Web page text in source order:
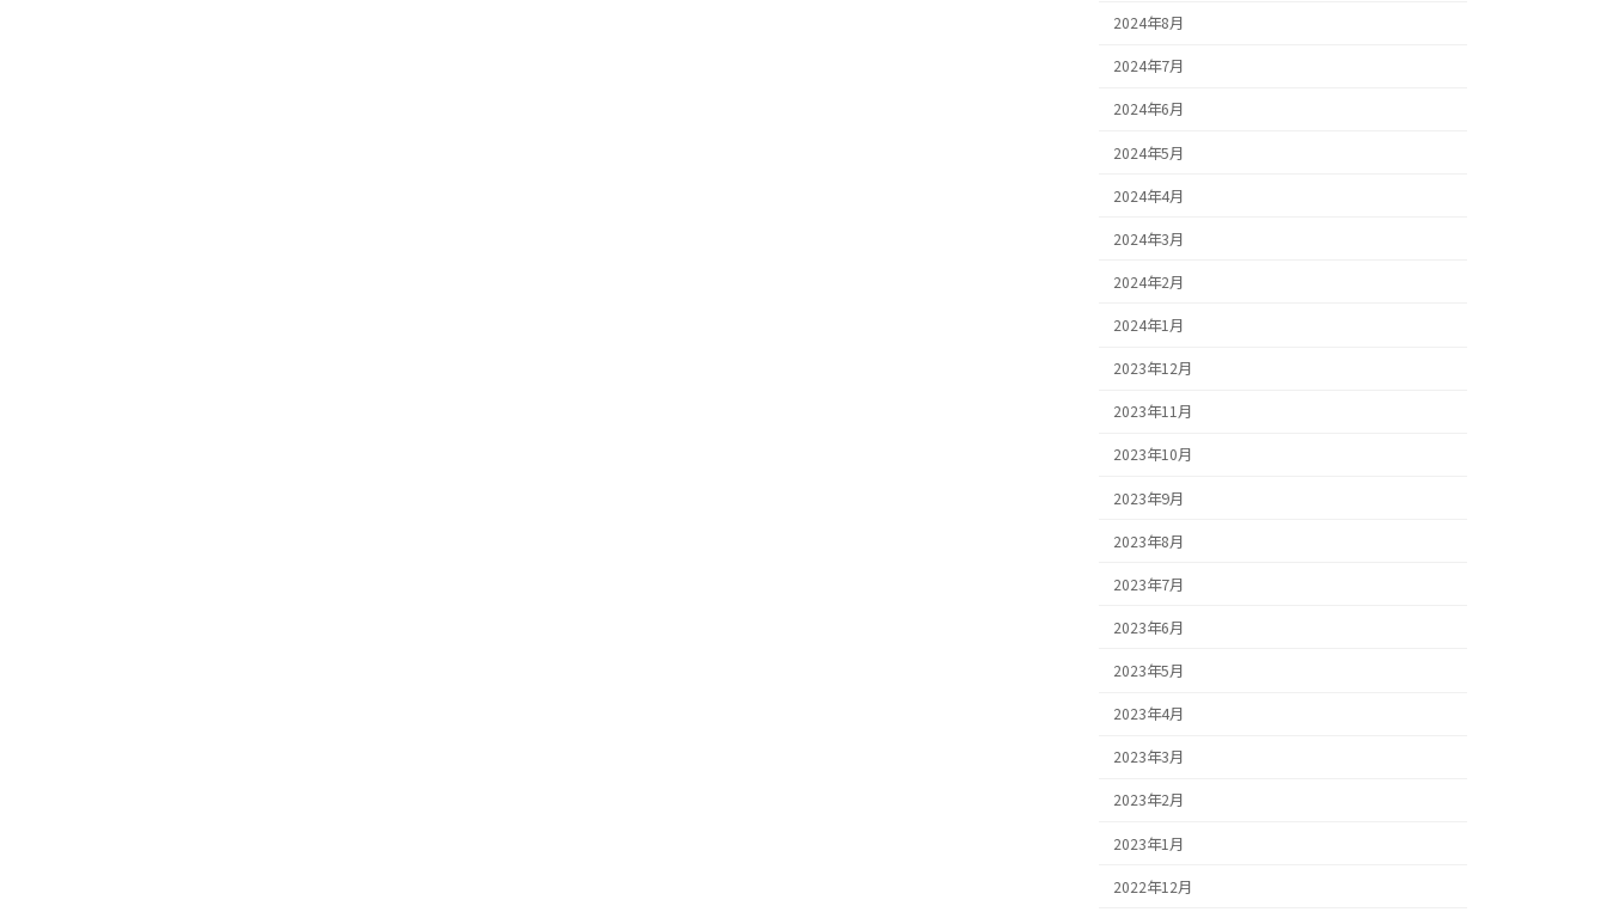
2024年8月
2024年7月
2024年6月
2024年5月
2024年4月
2024年3月
2024年2月
2024年1月
2023年12月
2023年11月
2023年10月
2023年9月
2023年8月
2023年7月
2023年6月
2023年5月
2023年4月
2023年3月
2023年2月
2023年1月
2022年12月